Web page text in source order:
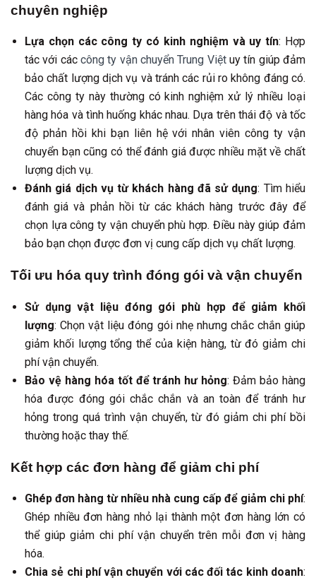
chuyên nghiệp
Lựa chọn các công ty có kinh nghiệm và uy tín: Hợp
tác với các công ty vận chuyển Trung Việtuy tín giúp đảm
bảo chất lượng dịch vụ và tránh các rủi ro không đáng có.
Các công ty này thường có kinh nghiệm xử lý nhiều loại
hàng hóa và tình huống khác nhau. Dựa trên thái độ và tốc
độ phản hồi khi bạn liên hệ với nhân viên công ty vận
chuyển bạn cũng có thể đánh giá được nhiều mặt về chất
lượng dịch vụ.
Đánh giá dịch vụ từ khách hàng đã sử dụng: Tìm hiểu
đánh giá và phản hồi từ các khách hàng trước đây để
chọn lựa công ty vận chuyển phù hợp. Điều này giúp đảm
bảo bạn chọn được đơn vị cung cấp dịch vụ chất lượng.
Tối ưu hóa quy trình đóng gói và vận chuyển
Sử dụng vật liệu đóng gói phù hợp để giảm khối
lượng: Chọn vật liệu đóng gói nhẹ nhưng chắc chắn giúp
giảm khối lượng tổng thể của kiện hàng, từ đó giảm chi
phí vận chuyển.
Bảo vệ hàng hóa tốt để tránh hư hỏng: Đảm bảo hàng
hóa được đóng gói chắc chắn và an toàn để tránh hư
hỏng trong quá trình vận chuyển, từ đó giảm chi phí bồi
thường hoặc thay thế.
Kết hợp các đơn hàng để giảm chi phí
Ghép đơn hàng từ nhiều nhà cung cấp để giảm chi phí:
Ghép nhiều đơn hàng nhỏ lại thành một đơn hàng lớn có
thể giúp giảm chi phí vận chuyển trên mỗi đơn vị hàng
hóa.
Chia sẻ chi phí vận chuyển với các đối tác kinh doanh: